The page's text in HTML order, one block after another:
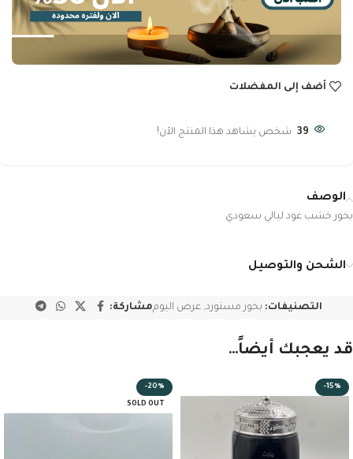
أضف إلى المفضلات
39 شخص يشاهد هذا المنتج الآن!
الوصف
بخور خشب عود ليالي سعودي
الشحن والتوصيل
التصنيفات: بخور مستورد, عرض اليوممشاركة:
قد يعجبك أيضاً…
-15%
-20%
SOLD OUT